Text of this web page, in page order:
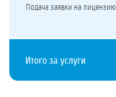
Подача заявки на лицензию
Итого за услуги